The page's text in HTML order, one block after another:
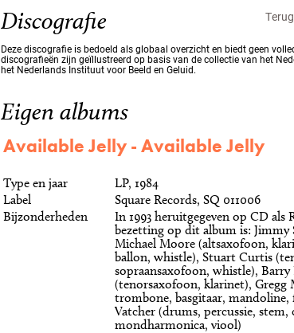
Discografie
Deze discografie is bedoeld als globaal overzicht en biedt geen
discografieën zijn geïllustreerd op basis van de collectie van het
het Nederlands Instituut voor Beeld en Geluid.
Eigen albums
Available Jelly - Available Jelly
Type en jaar
LP, 1984
Label
Square Records, SQ 011006
Bijzonderheden
In 1993 heruitgegeven op CD als
bezetting op dit album is: Jimmy
Michael Moore (altsaxofoon,
ballon, whistle), Stuart Curtis
sopraansaxofoon, whistle), Barry
(tenorsaxofoon, klarinet), Gregg
trombone, basgitaar, mandoline,
Vatcher (drums, percussie, stem,
mondharmonica, viool)